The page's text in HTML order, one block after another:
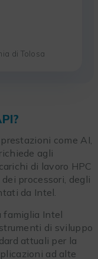
di Tolosa
come AI,
agli
di lavoro HPC
processori, degli
da Intel.
famiglia Intel
di sviluppo
attuali per la
ad alte